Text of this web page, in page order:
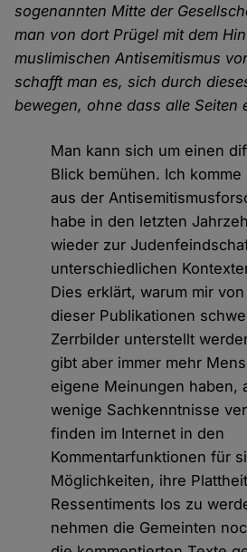
sogenannten Mitte der
man von dort Prügel mit dem
muslimischen Antisemitismus
schafft man es, sich durch
bewegen, ohne dass alle Seiten
Man kann sich um einen
Blick bemühen. Ich
aus der
habe in den letzten
wieder zur
unterschiedlichen
Dies erklärt, warum mir
dieser Publikationen
Zerrbilder unterstellt
gibt aber immer mehr
eigene Meinungen haben,
wenige Sachkenntnisse
finden im Internet in den
Kommentarfunktionen für
Möglichkeiten, ihre
Ressentiments los zu
nehmen die Gemeinten